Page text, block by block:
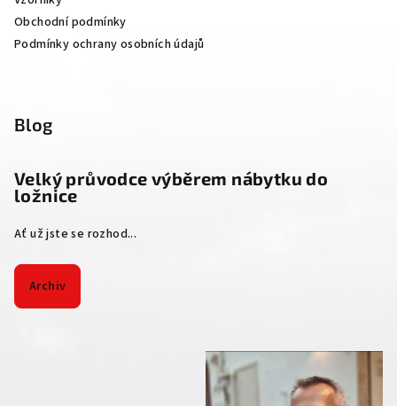
Obchodní podmínky
Podmínky ochrany osobních údajů
Blog
Velký průvodce výběrem nábytku do
ložnice
Ať už jste se rozhod...
Archiv